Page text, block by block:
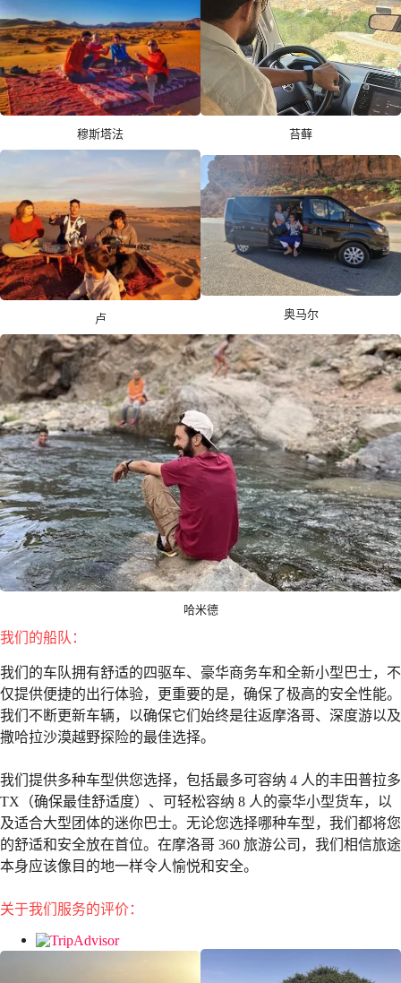
穆斯塔法 苔藓
卢 奥马尔
哈米德
我们的船队：
我们的车队拥有舒适的四驱车、豪华商务车和全新小型巴士，不
仅提供便捷的出行体验，更重要的是，确保了极高的安全性能。
我们不断更新车辆，以确保它们始终是往返摩洛哥、深度游以及
撒哈拉沙漠越野探险的最佳选择。
我们提供多种车型供您选择，包括最多可容纳 4 人的丰田普拉多
TX（确保最佳舒适度）、可轻松容纳 8 人的豪华小型货车，以
及适合大型团体的迷你巴士。无论您选择哪种车型，我们都将您
的舒适和安全放在首位。在摩洛哥 360 旅游公司，我们相信旅途
本身应该像目的地一样令人愉悦和安全。
关于我们服务的评价：